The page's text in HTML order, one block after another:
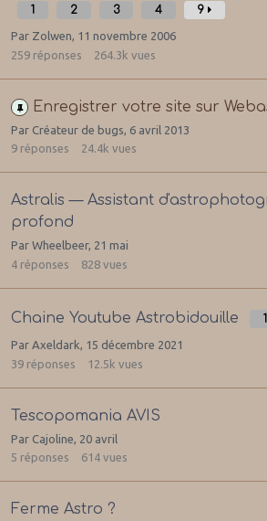
1 2 3 4
9
Par Zolwen, 11 novembre 2006
259 réponses 264.3k vues
Enregistrer votre site sur
Par Créateur de bugs 6 avril 2013
9 réponses 24.4k vues
Astralis — Assistant
profond
Par Wheelbeer, 21 mai
4 réponses 828 vues
Chaine Youtube Astrobidouille 1
Par Axeldark, 15 décembre 2021
39 réponses 12.5k vues
Tescopomania AVIS
Par Cajoline 20 avril
5 réponses 614 vues
Ferme Astro ?